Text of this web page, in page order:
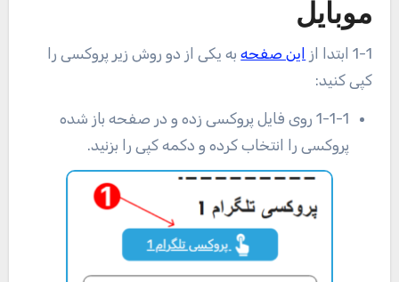
موبایل
1-1 ابتدا از این صفحهبه یکی از دو روش زیر پروکسی را
کپی کنید:
1-1-1 روی فایل پروکسی زده و در صفحه باز شده
پروکسی را انتخاب کرده و دکمه کپی را بزنید.